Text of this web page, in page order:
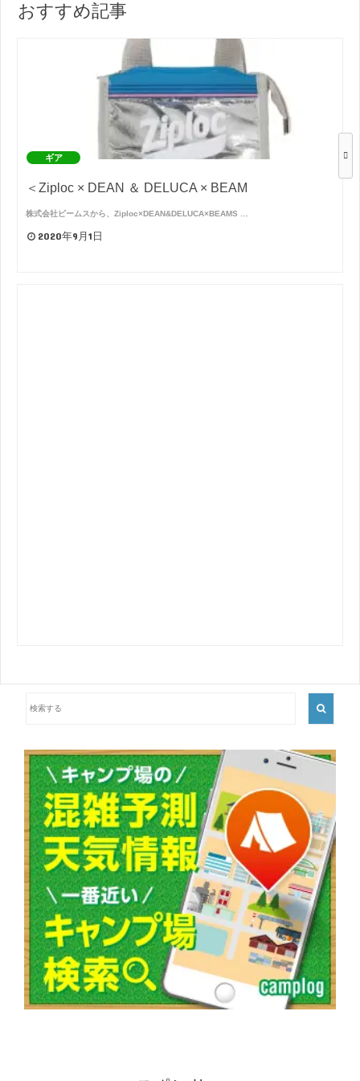
おすすめ記事
ギア
＜Ziploc × DEAN ＆ DELUCA × BEAM
株式会社ビームスから、Ziploc×DEAN&DELUCA×BEAMS …
2020年9月1日